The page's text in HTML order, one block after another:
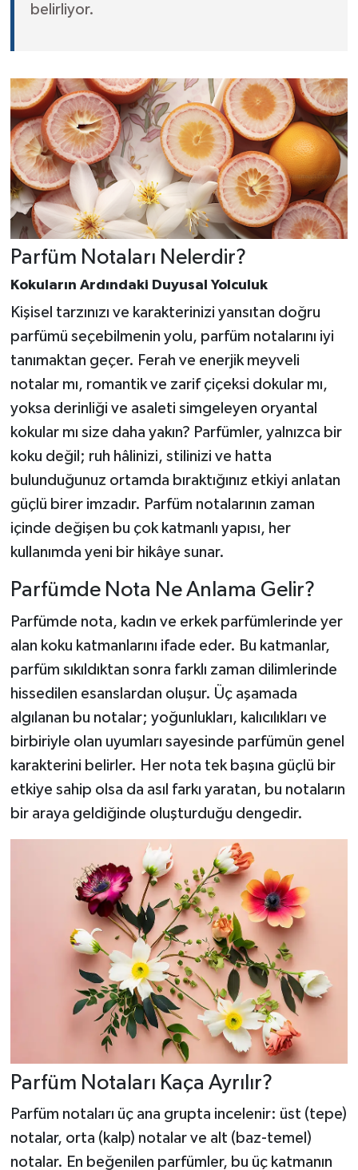
belirliyor.
Parfüm Notaları Nelerdir?
Kokuların Ardındaki Duyusal Yolculuk
Kişisel tarzınızı ve karakterinizi yansıtan doğru
parfümü seçebilmenin yolu, parfüm notalarını iyi
tanımaktan geçer. Ferah ve enerjik meyveli
notalar mı, romantik ve zarif çiçeksi dokular mı,
yoksa derinliği ve asaleti simgeleyen oryantal
kokular mı size daha yakın? Parfümler, yalnızca bir
koku değil; ruh hâlinizi, stilinizi ve hatta
bulunduğunuz ortamda bıraktığınız etkiyi anlatan
güçlü birer imzadır. Parfüm notalarının zaman
içinde değişen bu çok katmanlı yapısı, her
kullanımda yeni bir hikâye sunar.
Parfümde Nota Ne Anlama Gelir?
Parfümde nota, kadın ve erkek parfümlerinde yer
alan koku katmanlarını ifade eder. Bu katmanlar,
parfüm sıkıldıktan sonra farklı zaman dilimlerinde
hissedilen esanslardan oluşur. Üç aşamada
algılanan bu notalar; yoğunlukları, kalıcılıkları ve
birbiriyle olan uyumları sayesinde parfümün genel
karakterini belirler. Her nota tek başına güçlü bir
etkiye sahip olsa da asıl farkı yaratan, bu notaların
bir araya geldiğinde oluşturduğu dengedir.
Parfüm Notaları Kaça Ayrılır?
Parfüm notaları üç ana grupta incelenir: üst (tepe)
notalar, orta (kalp) notalar ve alt (baz-temel)
notalar. En beğenilen parfümler, bu üç katmanın